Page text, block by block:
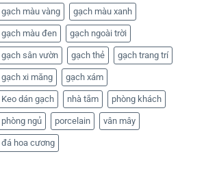
gạch màu vàng gạch màu xanh
gạch màu đen gạch ngoài trời
gạch sân vườn gạch thẻ gạch trang trí
gạch xi măng gạch xám
Keo dán gạch nhà tắm phòng khách
phòng ngủ porcelain vân mây
đá hoa cương